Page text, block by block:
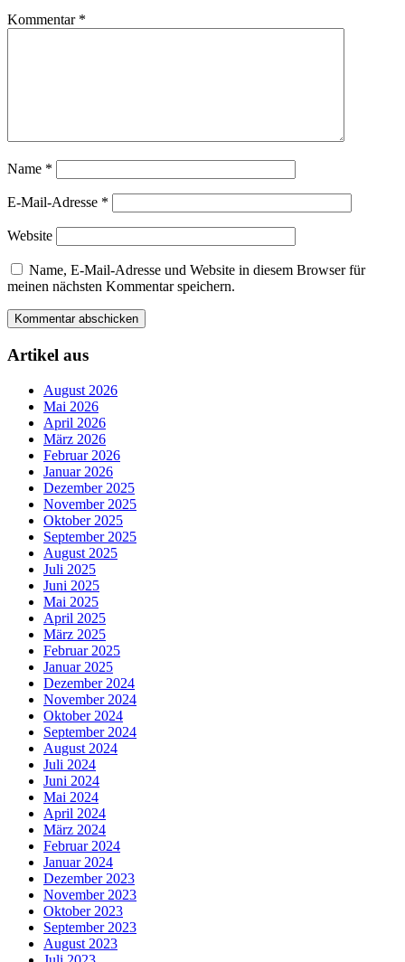
Kommentar *
Name *
E-Mail-Adresse *
Website
Name, E-Mail-Adresse und Website in diesem Browser für
meinen nächsten Kommentar speichern.
Artikel aus
August 2026
Mai 2026
April 2026
März 2026
Februar 2026
Januar 2026
Dezember 2025
November 2025
Oktober 2025
September 2025
August 2025
Juli 2025
Juni 2025
Mai 2025
April 2025
März 2025
Februar 2025
Januar 2025
Dezember 2024
November 2024
Oktober 2024
September 2024
August 2024
Juli 2024
Juni 2024
Mai 2024
April 2024
März 2024
Februar 2024
Januar 2024
Dezember 2023
November 2023
Oktober 2023
September 2023
August 2023